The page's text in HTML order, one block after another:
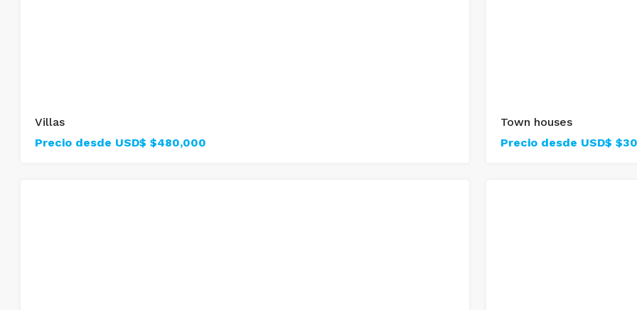
Villas
Precio desde USD$ $480,000
Town houses
Precio desde USD$